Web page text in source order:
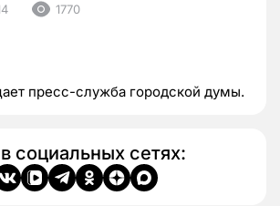
1770
пресс-служба городской думы.
социальных сетях: